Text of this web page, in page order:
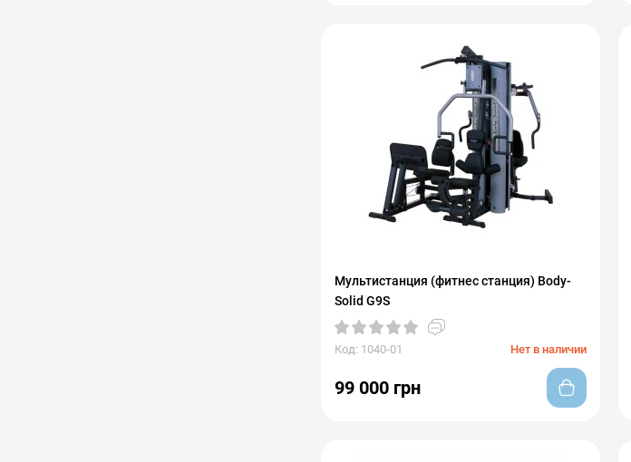
Мультистанция (фитнес станция) Body-
Solid G9S
Код: 1040-01 Нет в наличии
99 000 грн